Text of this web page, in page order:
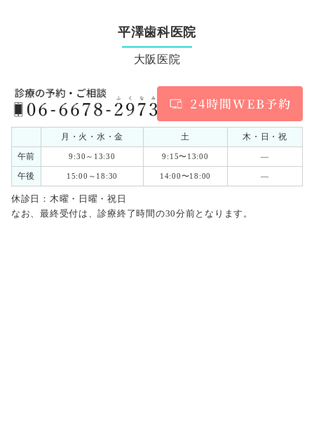
平澤歯科医院
大阪医院
月・火・水・金 土
木・日・祝
午前
9:30～13:30 9:15〜13:00 ―
午後 15:00～18:30 14:00〜18:00 ―
休診日：木曜・日曜・祝日
なお、最終受付は、診療終了時間の30分前となります。